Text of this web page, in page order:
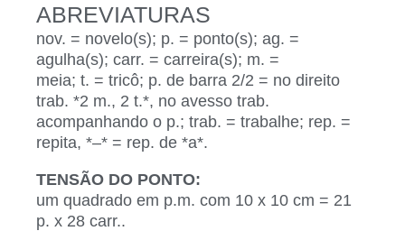
ABREVIATURAS
nov. = novelo(s); p. = ponto(s); ag. =
agulha(s); carr. = carreira(s); m. =
meia; t. = tricô; p. de barra 2/2 = no direito
trab. *2 m., 2 t.*, no avesso trab.
acompanhando o p.; trab. = trabalhe; rep. =
repita, *–* = rep. de *a*.
TENSÃO DO PONTO:
um quadrado em p.m. com 10 x 10 cm = 21
p. x 28 carr..